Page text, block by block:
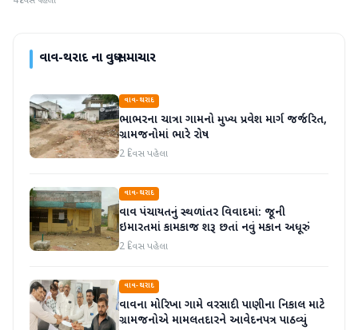
વાવ-થરાદ ના વધુ સમાચાર
વાવ-થરાદ
ભાભરના ચાત્રા ગામનો મુખ્ય પ્રવેશ માર્ગ જર્જરિત,
ગ્રામજનોમાં ભારે રોષ
2 દિવસ પહેલા
વાવ-થરાદ
વાવ પંચાયતનું સ્થળાંતર વિવાદમાં: જૂની
ઇમારતમાં કામકાજ શરૂ છતાં નવું મકાન અધૂરું
2 દિવસ પહેલા
વાવ-થરાદ
વાવના મોરિખા ગામે વરસાદી પાણીના નિકાલ માટે
ગ્રામજનોએ મામલતદારને આવેદનપત્ર પાઠવ્યું